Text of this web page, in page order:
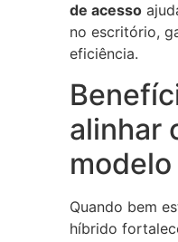
de acesso
no escritório,
eficiência.
alinhar
Quando bem
híbrido